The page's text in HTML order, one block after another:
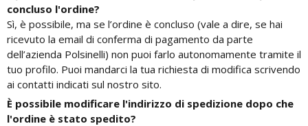
concluso l'ordine?
Sì, è possibile, ma se l’ordine è concluso (vale a dire, se hai
ricevuto la email di conferma di pagamento da parte
dell’azienda Polsinelli) non puoi farlo autonomamente tramite il
tuo profilo. Puoi mandarci la tua richiesta di modifica scrivendo
ai contatti indicati sul nostro sito.
È possibile modificare l'indirizzo di spedizione dopo che
l'ordine è stato spedito?